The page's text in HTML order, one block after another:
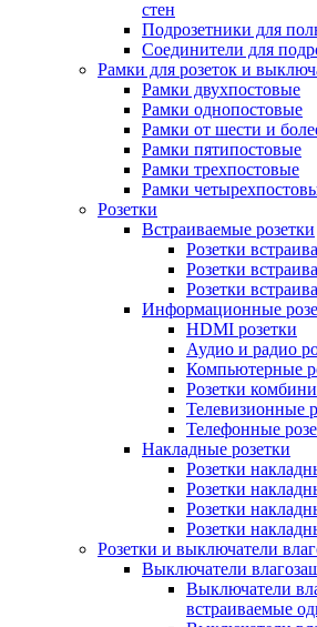
стен
Подрозетники для
Соединители для
Рамки для розеток и
Рамки двухпостовые
Рамки однопостовые
Рамки от шести и
Рамки пятипостовые
Рамки трехпостовые
Рамки
Розетки
Встраиваемые розетки
Розетки
Розетки
Розетки
Информационные
HDMI розетки
Аудио и радио
Компьютерные
Розетки
Телевизионные
Телефонные
Накладные розетки
Розетки
Розетки
Розетки
Розетки
Розетки и выключатели
Выключатели
Выключатели
встраиваемые